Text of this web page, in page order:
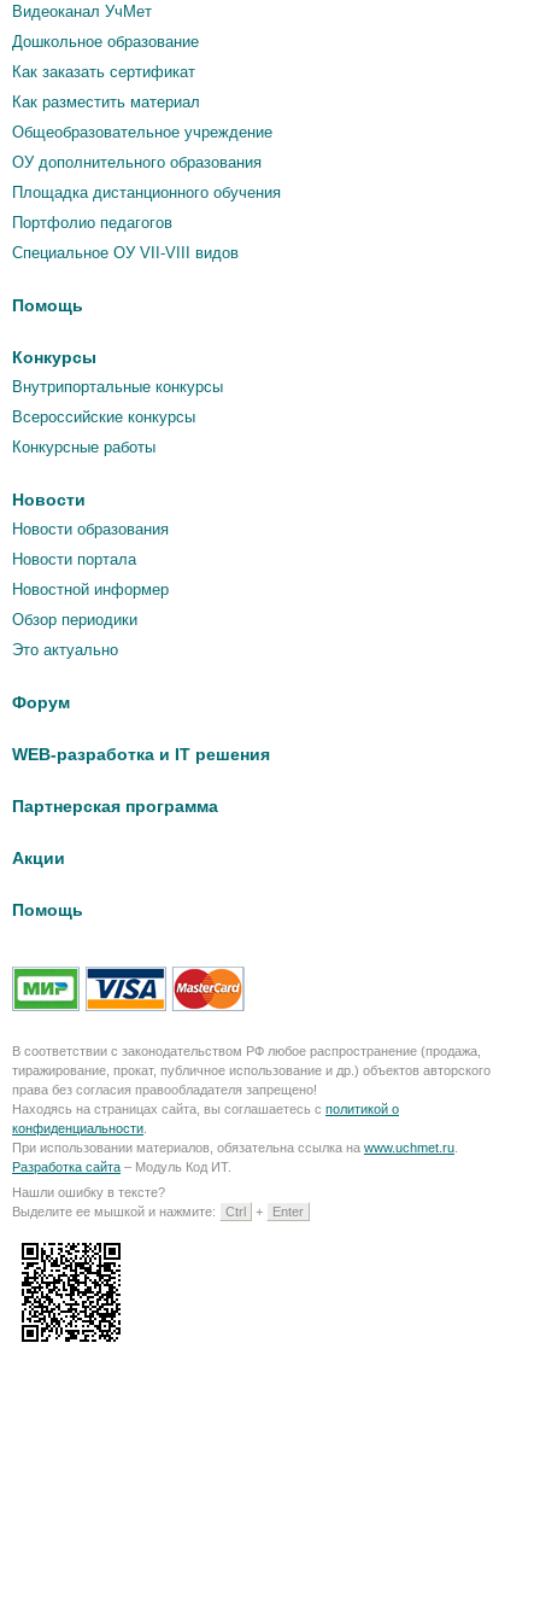
Видеоканал УчМет
Дошкольное образование
Как заказать сертификат
Как разместить материал
Общеобразовательное учреждение
ОУ дополнительного образования
Площадка дистанционного обучения
Портфолио педагогов
Специальное ОУ VII-VIII видов
Помощь
Конкурсы
Внутрипортальные конкурсы
Всероссийские конкурсы
Конкурсные работы
Новости
Новости образования
Новости портала
Новостной информер
Обзор периодики
Это актуально
Форум
WEB-разработка и IT решения
Партнерская программа
Акции
Помощь
В соответствии с законодательством РФ любое распространение (продажа,
тиражирование, прокат, публичное использование и др.) объектов авторского
права без согласия правообладателя запрещено!
Находясь на страницах сайта, вы соглашаетесь с политикой о
конфиденциальности
При использовании материалов, обязательна ссылка на www.uchmet.ru
Разработка сайта – Модуль Код ИТ.
Нашли ошибку в тексте?
Выделите ее мышкой и нажмите:
Ctrl + Enter